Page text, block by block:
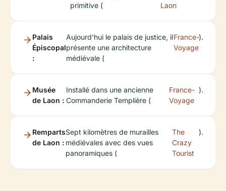
primitive (
Laon
Palais
Épiscopal
:
Aujourd'hui le palais de justice, il
présente une architecture
médiévale (
France-
Voyage
).
Musée
de Laon :
Installé dans une ancienne
Commanderie Templière (
France-
Voyage
).
Remparts
de Laon :
Sept kilomètres de murailles
médiévales avec des vues
panoramiques (
The
Crazy
Tourist
).